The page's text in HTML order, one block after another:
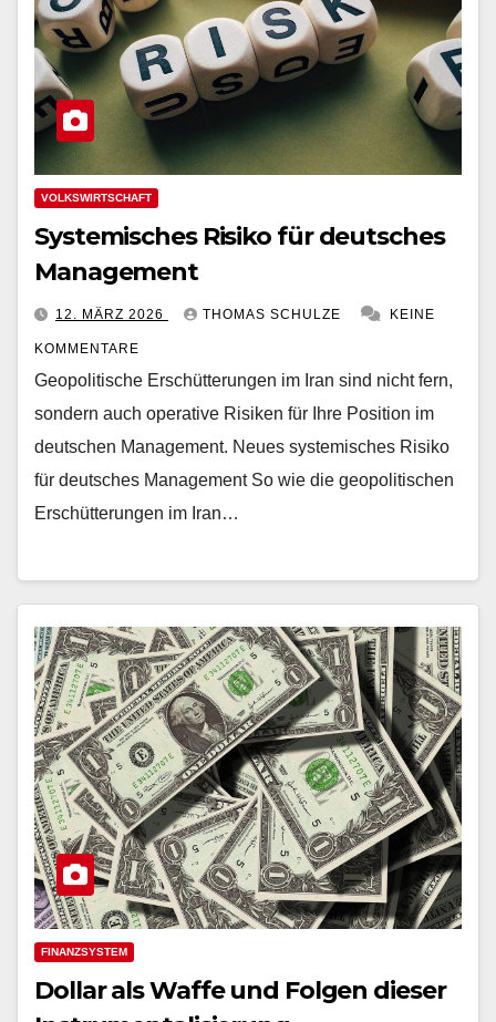
VOLKSWIRTSCHAFT
Systemisches Risiko für deutsches
Management
12. MÄRZ 2026 THOMAS SCHULZE KEINE
KOMMENTARE
Geopolitische Erschütterungen im Iran sind nicht fern,
sondern auch operative Risiken für Ihre Position im
deutschen Management. Neues systemisches Risiko
für deutsches Management So wie die geopolitischen
Erschütterungen im Iran…
FINANZSYSTEM
Dollar als Waffe und Folgen dieser